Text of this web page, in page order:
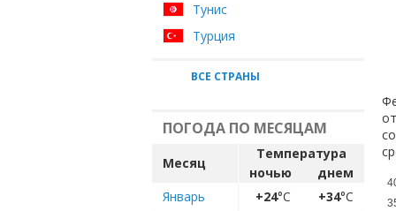
Тунис
Турция
ВСЕ СТРАНЫ
ПОГОДА ПО МЕСЯЦАМ
Месяц
Температура
ночью
днем
Январь
+24°C +34°C